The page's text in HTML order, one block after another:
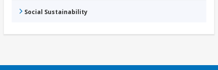
Social Sustainability